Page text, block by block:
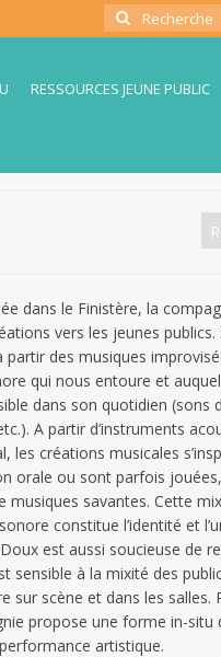
Rechercher
:
RESSOURCES JEUNE PUBLIC
dans le Finistère, la
vers les jeunes
partir des musiques
qui nous entoure et
dans son quotidien (sons
A partir d’instruments
les créations musicales
orale ou sont parfois
musiques savantes. Cette
constitue l’identité et
est aussi soucieuse de
sensible à la mixité des
sur scène et dans les salles.
propose une forme in-situ
artistique.